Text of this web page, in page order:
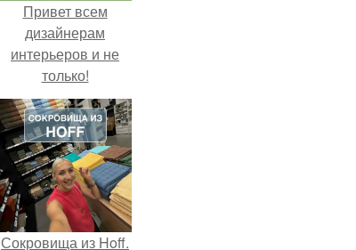
Привет всем
дизайнерам
интерьеров и не
только!
Сокровища из Hoff.